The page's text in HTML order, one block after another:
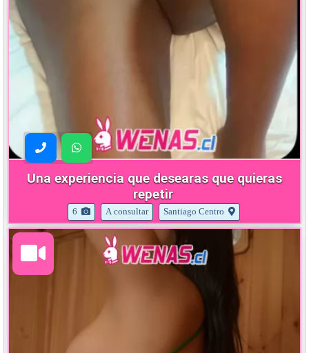
Una experiencia que desearas que quieras
repetir
6 A consultar Santiago Centro